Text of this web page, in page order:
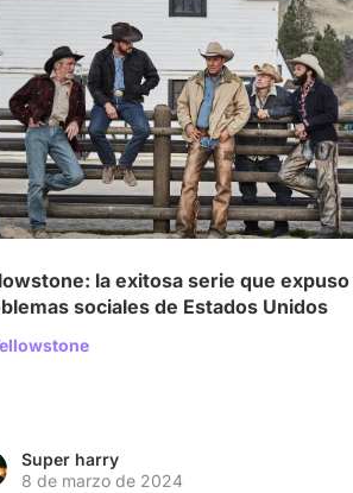
# Drama
la exitosa serie que
sociales de Estados Unidos
Super harry
8 de marzo de 2024